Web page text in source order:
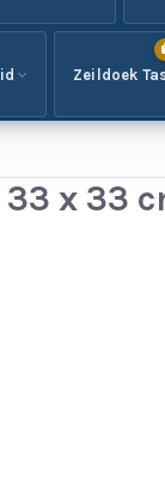
Zeildoek
x 33